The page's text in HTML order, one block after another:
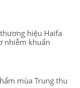
hiệu Haifa
nhiễm khuẩn
mùa Trung thu